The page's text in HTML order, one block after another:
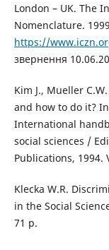
London – UK. The
Nomenclature.
https://
звернення
Kim J., Mueller
and how to do it?
International
social sciences /
Publications, 1994.
Klecka W.R.
in the Social
71 р.